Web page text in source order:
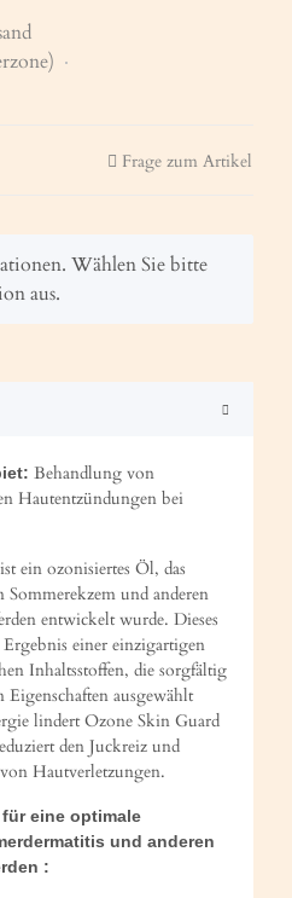
Frage zum Artikel
Wählen Sie bitte
aus.
Behandlung von
Hautentzündungen bei
ein ozonisiertes Öl, das
und anderen
entwickelt wurde. Dieses
einer einzigartigen
Inhaltsstoffen, die sorgfältig
Eigenschaften ausgewählt
lindert Ozone Skin Guard
den Juckreiz und
Hautverletzungen.
eine optimale
und anderen
: